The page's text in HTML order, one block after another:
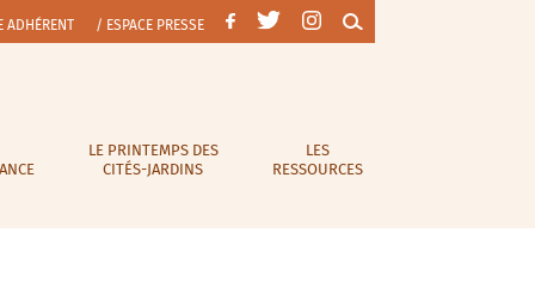
ADHÉRENT / ESPACE PRESSE
LE PRINTEMPS DES
CITÉS-JARDINS
LES
RESSOURCES